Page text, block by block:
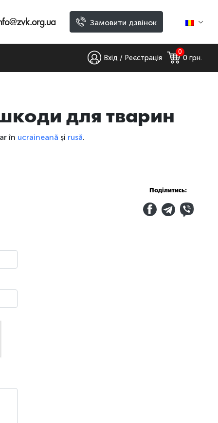
Замовити дзвінок
Вхід / Реєстрація
0
0 грн.
для тварин
în ucraineană și rusă.
Поділитись: